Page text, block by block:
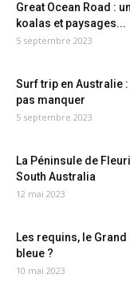
Great Ocean Road :
koalas et paysages...
5 septembre 2023
Surf trip en Australie
pas manquer
5 septembre 2023
La Péninsule de
South Australia
12 mai 2023
Les requins, le
bleue ?
10 mai 2023